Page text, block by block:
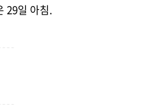
29일 아침.